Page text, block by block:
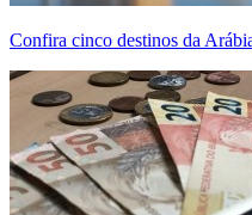
Confira cinco destinos da